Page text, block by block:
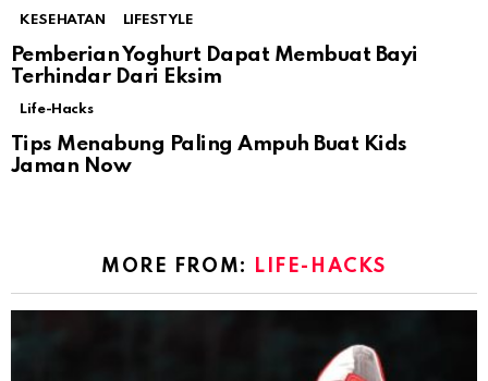
KESEHATAN LIFESTYLE
Pemberian Yoghurt Dapat Membuat Bayi
Terhindar Dari Eksim
Life-Hacks
Tips Menabung Paling Ampuh Buat Kids
Jaman Now
MORE FROM: LIFE-HACKS